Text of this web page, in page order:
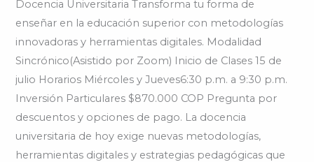
Docencia Universitaria Transforma tu forma de
enseñar en la educación superior con metodologías
innovadoras y herramientas digitales. Modalidad
Sincrónico(Asistido por Zoom) Inicio de Clases 15 de
julio Horarios Miércoles y Jueves6:30 p.m. a 9:30 p.m.
Inversión Particulares $870.000 COP Pregunta por
descuentos y opciones de pago. La docencia
universitaria de hoy exige nuevas metodologías,
herramientas digitales y estrategias pedagógicas que